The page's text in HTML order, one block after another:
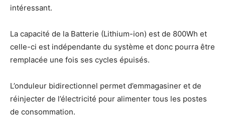
intéressant.
La capacité de la Batterie (Lithium-ion) est de 800Wh et
celle-ci est indépendante du système et donc pourra être
remplacée une fois ses cycles épuisés.
L’onduleur bidirectionnel permet d’emmagasiner et de
réinjecter de l’électricité pour alimenter tous les postes
de consommation.